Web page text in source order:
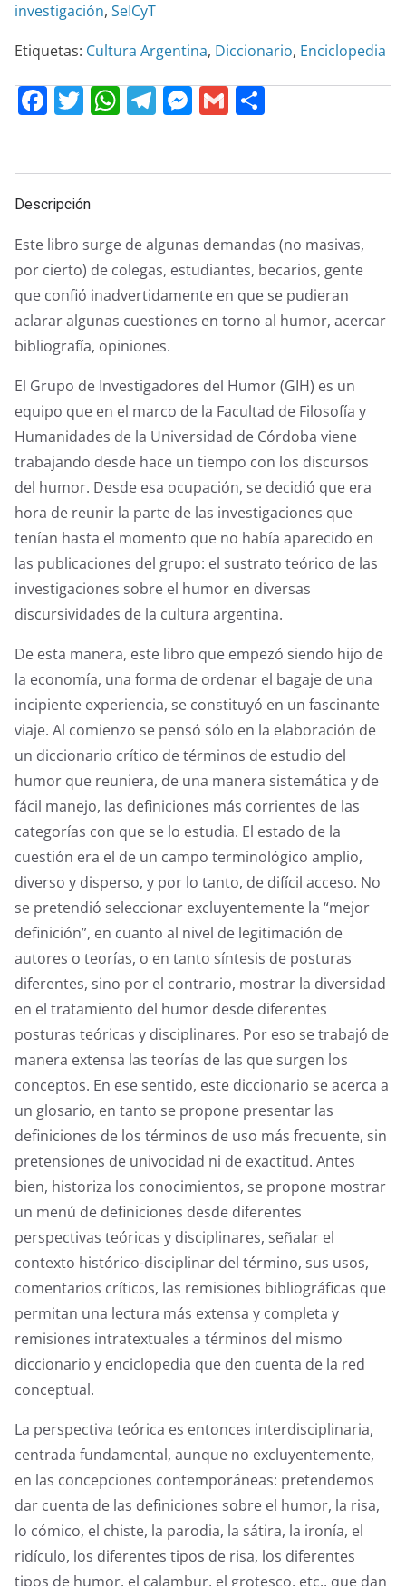
investigación, SeICyT
Etiquetas: Cultura Argentina, Diccionario, Enciclopedia
F
e
b
o
o
k
T
er
W
s
p
p
T
gr
m
M
e
g
er
G
l p
tir
Descripción
Este libro surge de algunas demandas (no masivas,
por cierto) de colegas, estudiantes, becarios, gente
que confió inadvertidamente en que se pudieran
aclarar algunas cuestiones en torno al humor, acercar
bibliografía, opiniones.
El Grupo de Investigadores del Humor (GIH) es un
equipo que en el marco de la Facultad de Filosofía y
Humanidades de la Universidad de Córdoba viene
trabajando desde hace un tiempo con los discursos
del humor. Desde esa ocupación, se decidió que era
hora de reunir la parte de las investigaciones que
tenían hasta el momento que no había aparecido en
las publicaciones del grupo: el sustrato teórico de las
investigaciones sobre el humor en diversas
discursividades de la cultura argentina.
De esta manera, este libro que empezó siendo hijo de
la economía, una forma de ordenar el bagaje de una
incipiente experiencia, se constituyó en un fascinante
viaje. Al comienzo se pensó sólo en la elaboración de
un diccionario crítico de términos de estudio del
humor que reuniera, de una manera sistemática y de
fácil manejo, las definiciones más corrientes de las
categorías con que se lo estudia. El estado de la
cuestión era el de un campo terminológico amplio,
diverso y disperso, y por lo tanto, de difícil acceso. No
se pretendió seleccionar excluyentemente la “mejor
definición”, en cuanto al nivel de legitimación de
autores o teorías, o en tanto síntesis de posturas
diferentes, sino por el contrario, mostrar la diversidad
en el tratamiento del humor desde diferentes
posturas teóricas y disciplinares. Por eso se trabajó de
manera extensa las teorías de las que surgen los
conceptos. En ese sentido, este diccionario se acerca a
un glosario, en tanto se propone presentar las
definiciones de los términos de uso más frecuente, sin
pretensiones de univocidad ni de exactitud. Antes
bien, historiza los conocimientos, se propone mostrar
un menú de definiciones desde diferentes
perspectivas teóricas y disciplinares, señalar el
contexto histórico-disciplinar del término, sus usos,
comentarios críticos, las remisiones bibliográficas que
permitan una lectura más extensa y completa y
remisiones intratextuales a términos del mismo
diccionario y enciclopedia que den cuenta de la red
conceptual.
La perspectiva teórica es entonces interdisciplinaria,
centrada fundamental, aunque no excluyentemente,
en las concepciones contemporáneas: pretendemos
dar cuenta de las definiciones sobre el humor, la risa,
lo cómico, el chiste, la parodia, la sátira, la ironía, el
ridículo, los diferentes tipos de risa, los diferentes
tipos de humor, el calambur, el grotesco, etc., que dan